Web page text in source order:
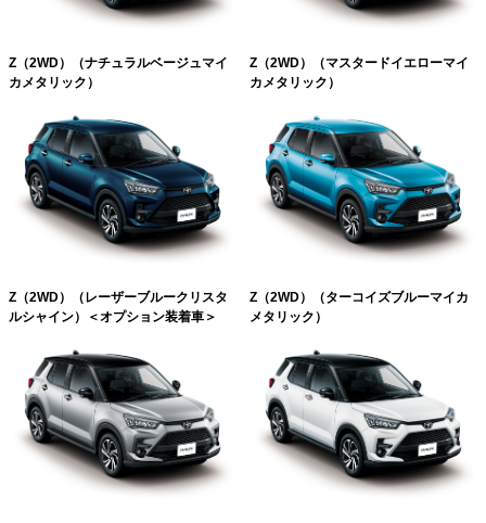
Z（2WD）（ナチュラルベージュマイ
カメタリック）
Z（2WD）（マスタードイエローマイ
カメタリック）
Z（2WD）（レーザーブルークリスタ
ルシャイン）＜オプション装着車＞
Z（2WD）（ターコイズブルーマイカ
メタリック）